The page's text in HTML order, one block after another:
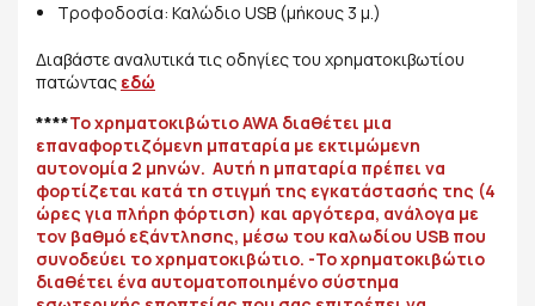
Τροφοδοσία: Καλώδιο USB (μήκους 3 μ.)
Διαβάστε αναλυτικά τις οδηγίες του χρηματοκιβωτίου
πατώντας εδώ
****Το χρηματοκιβώτιο AWA διαθέτει μια
επαναφορτιζόμενη μπαταρία με εκτιμώμενη
αυτονομία 2 μηνών. Αυτή η μπαταρία πρέπει να
φορτίζεται κατά τη στιγμή της εγκατάστασής της (4
ώρες για πλήρη φόρτιση) και αργότερα, ανάλογα με
τον βαθμό εξάντλησης, μέσω του καλωδίου USB που
συνοδεύει το χρηματοκιβώτιο. -Το χρηματοκιβώτιο
διαθέτει ένα αυτοματοποιημένο σύστημα